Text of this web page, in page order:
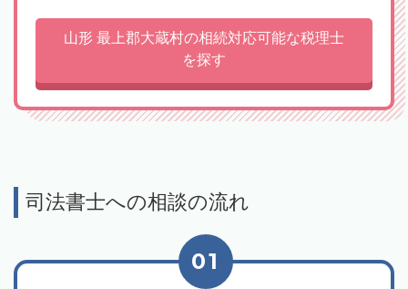
山形 最上郡大蔵村の相続対応可能な税理士
を探す
司法書士への相談の流れ
01